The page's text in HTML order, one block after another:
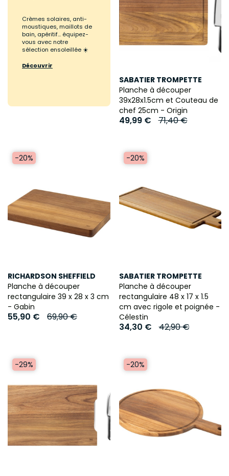
Crèmes solaires, anti-
moustiques, maillots de
bain, apéritif... équipez-
vous avec notre
sélection ensoleillée ☀️
Découvrir
SABATIER TROMPETTE
Planche à découper
39x28x1.5cm et Couteau de
chef 25cm - Origin
49,99 € 71,40 €
-20%
RICHARDSON SHEFFIELD
Planche à découper
rectangulaire 39 x 28 x 3 cm
- Gabin
55,90 € 69,90 €
-20%
SABATIER TROMPETTE
Planche à découper
rectangulaire 48 x 17 x 1.5
cm avec rigole et poignée -
Célestin
34,30 € 42,90 €
-29% -20%